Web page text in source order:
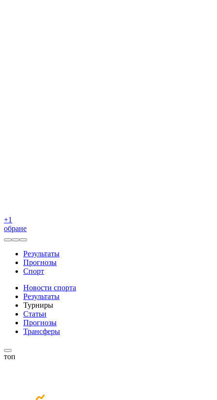
+1
обране
Результаты
Прогнозы
Спорт
Новости спорта
Результаты
Турниры
Статьи
Прогнозы
Трансферы
топ